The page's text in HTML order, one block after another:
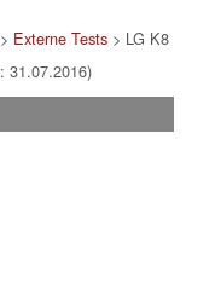
> Externe Tests > LG K8
31.07.2016)